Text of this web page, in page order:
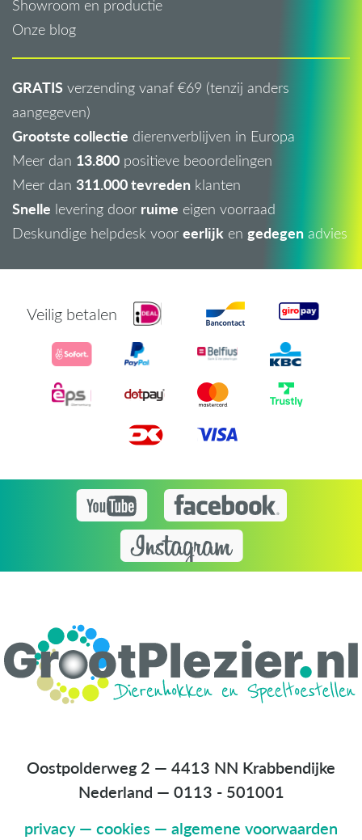
Showroom en productie
Onze blog
GRATIS verzending vanaf €69 (tenzij anders
aangegeven)
Grootste collectie dierenverblijven in Europa
Meer dan 13.800 positieve beoordelingen
Meer dan 311.000 tevreden klanten
Snelle levering door ruime eigen voorraad
Deskundige helpdesk voor eerlijk en gedegen advies
Veilig betalen
Oostpolderweg 2 — 4413 NN Krabbendijke
Nederland — 0113 - 501001
privacy— cookies — algemene voorwaarden